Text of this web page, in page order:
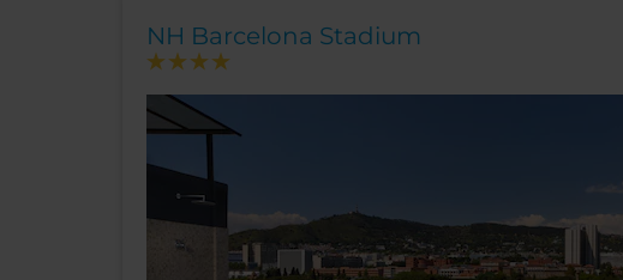
NH Barcelona Stadium